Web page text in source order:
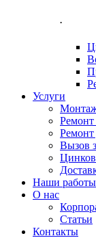
.
Услуги
Ремонт
Ремонт
Вызов
Наши работы
О нас
Статьи
Контакты